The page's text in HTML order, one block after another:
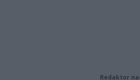
Redaktor